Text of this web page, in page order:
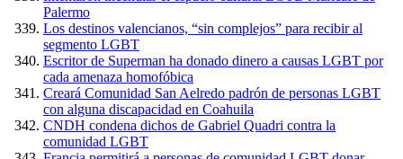
Palermo
Los destinos valencianos, “sin complejos” para recibir al
segmento LGBT
Escritor de Superman ha donado dinero a causas LGBT por
cada amenaza homofóbica
Creará Comunidad San Aelredo padrón de personas LGBT
con alguna discapacidad en Coahuila
CNDH condena dichos de Gabriel Quadri contra la
comunidad LGBT